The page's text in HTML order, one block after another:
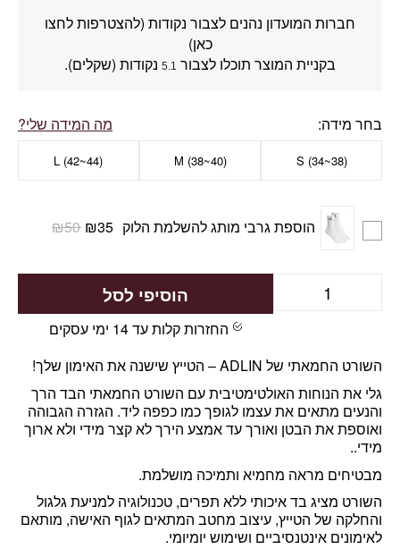
השורט החמאתי של ADLIN – הטייץ שישנה את האימון שלך!
גלי את הנוחות האולטימטיבית עם השורט החמאתי הבד הרך
והנעים מתאים את עצמו לגופך כמו כפפה ליד. הגזרה הגבוהה
ואוספת את הבטן ואורך עד אמצע הירך לא קצר מידי ולא ארוך
מידי..
מבטיחים מראה מחמיא ותמיכה מושלמת.
השורט מציג בד איכותי ללא תפרים, טכנולוגיה למניעת גלגול
והחלקה של הטייץ, עיצוב מחטב המתאים לגוף האישה, מותאם
לאימונים אינטנסיביים ושימוש יומיומי.
בחר מידה מה המידה שלי?
S (34~38)
M (38~40)
L (42~44)
הוספת גרבי מותג להשלמת הלוק ₪50 ₪35
הוסיפי לסל
החזרות קלות עד 14 ימי עסקים
חברות המועדון נהנים לצבור נקודות (להצטרפות לחצו
כאן)
בקניית המוצר תוכלו לצבור 5.1 נקודות (שקלים).